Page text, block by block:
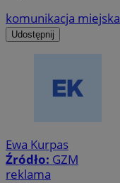
komunikacja miejska
Udostępnij
Ewa Kurpas
Źródło: GZM
reklama